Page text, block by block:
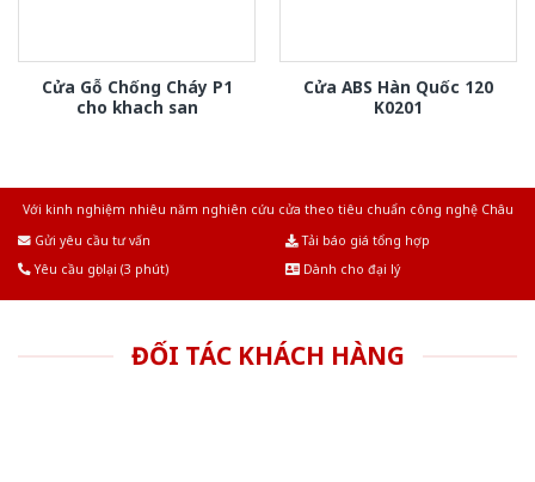
Cửa Gỗ Chống Cháy P1
cho khach san
Cửa ABS Hàn Quốc 120
K0201
Với kinh nghiệm nhiêu năm nghiên cứu cửa theo tiêu chuẩn công nghệ Châu
Gửi yêu cầu tư vấn
Tải báo giá tổng hợp
Yêu cầu gọi lại (3 phút)
Dành cho đại lý
ĐỐI TÁC KHÁCH HÀNG